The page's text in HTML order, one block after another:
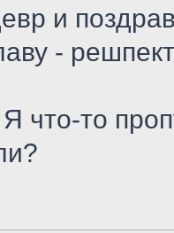
и
-
что-то